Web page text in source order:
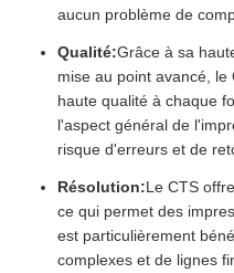
aucun problème de
Qualité:Grâce à sa
mise au point avancé,
haute qualité à chaque
l'aspect général de
risque d'erreurs et de
Résolution:Le CTS
ce qui permet des
est particulièrement
complexes et de lignes